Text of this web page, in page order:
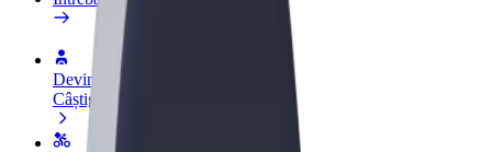
Devino șofer
Câștigă bani după propriile reguli